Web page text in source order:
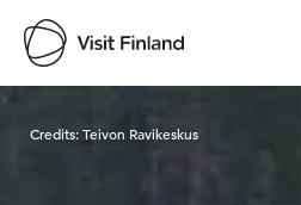
Visit Finland
Credits:Teivon Ravikeskus